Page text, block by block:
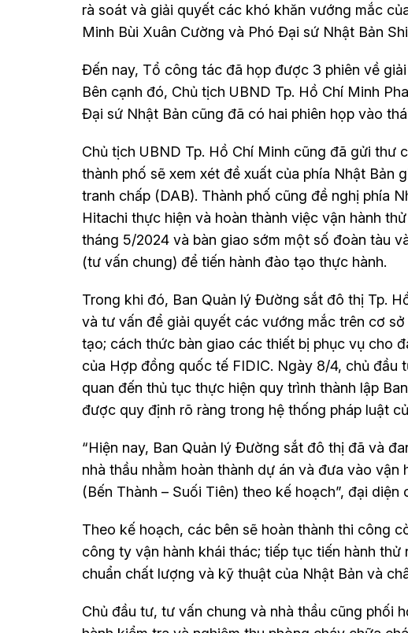
rà soát và giải quyết các khó khăn vướng mắc
Minh Bùi Xuân Cường và Phó Đại sứ Nhật Bản
Đến nay, Tổ công tác đã họp được 3 phiên về
Bên cạnh đó, Chủ tịch UBND Tp. Hồ Chí Minh
Đại sứ Nhật Bản cũng đã có hai phiên họp vào
Chủ tịch UBND Tp. Hồ Chí Minh cũng đã gửi thư
thành phố sẽ xem xét đề xuất của phía Nhật Bản
tranh chấp (DAB). Thành phố cũng đề nghị phía
Hitachi thực hiện và hoàn thành việc vận hành
tháng 5/2024 và bàn giao sớm một số đoàn tàu
(tư vấn chung) để tiến hành đào tạo thực hành.
Trong khi đó, Ban Quản lý Đường sắt đô thị Tp.
và tư vấn để giải quyết các vướng mắc trên cơ
tạo; cách thức bàn giao các thiết bị phục vụ cho
của Hợp đồng quốc tế FIDIC. Ngày 8/4, chủ đầu
quan đến thủ tục thực hiện quy trình thành lập
được quy định rõ ràng trong hệ thống pháp luật
“Hiện nay, Ban Quản lý Đường sắt đô thị đã và
nhà thầu nhằm hoàn thành dự án và đưa vào
(Bến Thành – Suối Tiên) theo kế hoạch”, đại diện
Theo kế hoạch, các bên sẽ hoàn thành thi công
công ty vận hành khái thác; tiếp tục tiến hành
chuẩn chất lượng và kỹ thuật của Nhật Bản và
Chủ đầu tư, tư vấn chung và nhà thầu cũng phối